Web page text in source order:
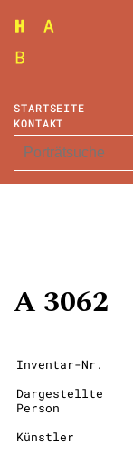
STARTSEITE
KONTAKT
A 3062
Inventar-Nr.
Dargestellte
Person
Künstler